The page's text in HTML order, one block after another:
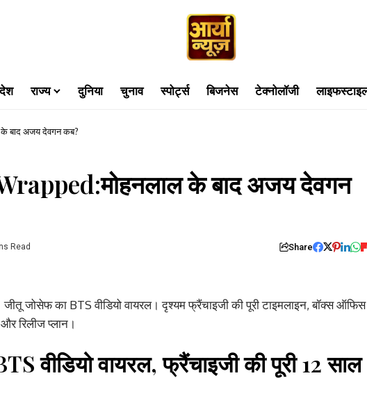
देश राज्य दुनिया चुनाव स्पोर्ट्स बिजनेस टेक्नोलॉजी
बाद अजय देवगन कब?
के बाद अजय देवगन
Read Share
जोसेफ का BTS वीडियो वायरल। दृश्यम फ्रैंचाइजी की पूरी टाइमलाइन, बॉक्स ऑफिस
और रिलीज प्लान।
वीडियो वायरल, फ्रैंचाइजी की पूरी 12 साल